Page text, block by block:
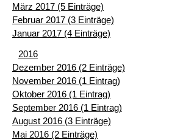
März 2017 (5 Einträge)
Februar 2017 (3 Einträge)
Januar 2017 (4 Einträge)
2016
Dezember 2016 (2 Einträge)
November 2016 (1 Eintrag)
Oktober 2016 (1 Eintrag)
September 2016 (1 Eintrag)
August 2016 (3 Einträge)
Mai 2016 (2 Einträge)